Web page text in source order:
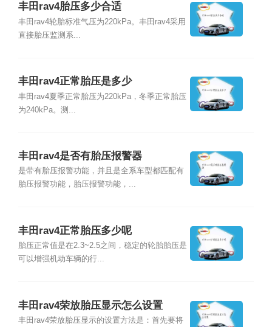
丰田rav4胎压多少合适
丰田rav4轮胎标准气压为220kPa。丰田rav4采用
直接胎压监测系...
丰田rav4正常胎压是多少
丰田rav4夏季正常胎压为220kPa，冬季正常胎压
为240kPa。测...
丰田rav4是否有胎压报警器
是带有胎压报警功能，并且是全系车型都匹配有
胎压报警功能，胎压报警功能，...
丰田rav4正常胎压多少呢
胎压正常值是在2.3~2.5之间，稳定的轮胎胎压是
可以增强机动车辆的行...
丰田rav4荣放胎压显示怎么设置
丰田rav4荣放胎压显示的设置方法是：首先要将